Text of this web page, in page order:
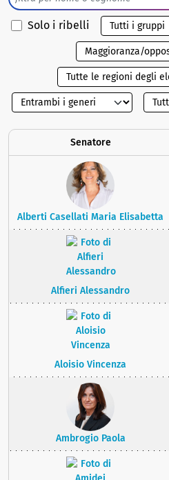
Solo i ribelli
Senatore
Alberti Casellati Maria Elisabetta
Alfieri Alessandro
Aloisio Vincenza
Ambrogio Paola